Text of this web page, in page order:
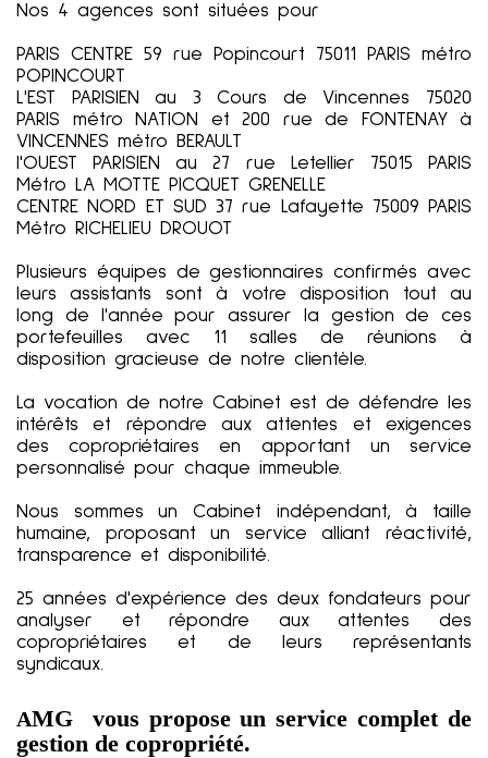
Nos 4 agences sont situées pour
PARIS CENTRE 59 rue Popincourt 75011 PARIS métro
POPINCOURT
L'EST PARISIEN au 3 Cours de Vincennes 75020
PARIS métro NATION et 200 rue de FONTENAY à
VINCENNES métro BERAULT
l'OUEST PARISIEN au 27 rue Letellier 75015 PARIS
Métro LA MOTTE PICQUET GRENELLE
CENTRE NORD ET SUD 37 rue Lafayette 75009 PARIS
Métro RICHELIEU DROUOT
Plusieurs équipes de gestionnaires confirmés avec
leurs assistants sont à votre disposition tout au
long de l'année pour assurer la gestion de ces
portefeuilles avec 11 salles de réunions à
disposition gracieuse de notre clientèle.
La vocation de notre Cabinet est de défendre les
intérêts et répondre aux attentes et exigences
des copropriétaires en apportant un service
personnalisé pour chaque immeuble.
Nous sommes un Cabinet indépendant, à taille
humaine, proposant un service alliant réactivité,
transparence et disponibilité.
25 années d'expérience des deux fondateurs pour
analyser et répondre aux attentes des
copropriétaires et de leurs représentants
syndicaux.
AMG vous propose un service complet de
gestion de copropriété.